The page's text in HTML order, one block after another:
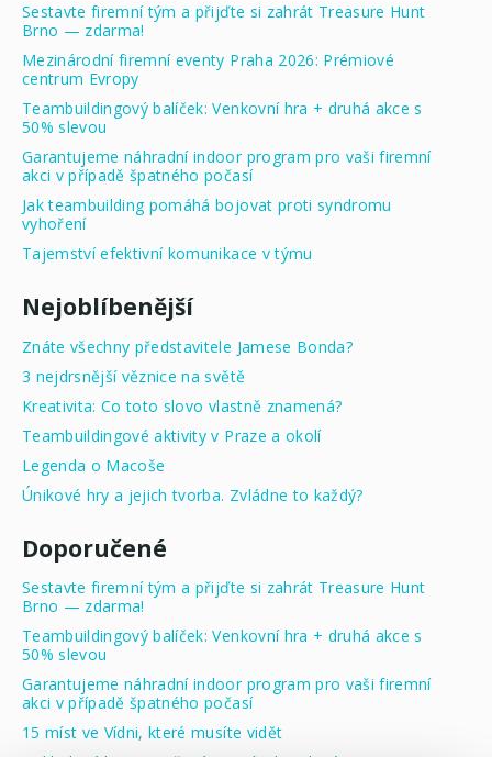
Sestavte firemní tým a přijďte si zahrát Treasure Hunt
Brno — zdarma!
Mezinárodní firemní eventy Praha 2026: Prémiové
centrum Evropy
Teambuildingový balíček: Venkovní hra + druhá akce s
50% slevou
Garantujeme náhradní indoor program pro vaši firemní
akci v případě špatného počasí
Jak teambuilding pomáhá bojovat proti syndromu
vyhoření
Tajemství efektivní komunikace v týmu
Nejoblíbenější
Znáte všechny představitele Jamese Bonda?
3 nejdrsnější věznice na světě
Kreativita: Co toto slovo vlastně znamená?
Teambuildingové aktivity v Praze a okolí
Legenda o Macoše
Únikové hry a jejich tvorba. Zvládne to každý?
Doporučené
Sestavte firemní tým a přijďte si zahrát Treasure Hunt
Brno — zdarma!
Teambuildingový balíček: Venkovní hra + druhá akce s
50% slevou
Garantujeme náhradní indoor program pro vaši firemní
akci v případě špatného počasí
15 míst ve Vídni, které musíte vidět